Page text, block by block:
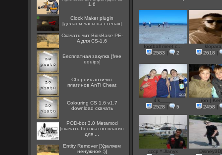
1.6
Clock Maker plugin
[делаем часы на стенах]
Скачать чит BiosBase PE-
A для CS-1.6
Бесплатная закупка [free
equips]
Сборник античит
плагинов AnTi Cheat
Colouring CS 1.6 v1.7
download скачать
POD-bot 3.0 Metamod
[скачать бесплатно плагин
для ...
Entity Remover [Удаляем
ненужное :)]
football meet c...
2583
| 2
klopara
2618
|
4'k____
2528
| 5
Iron |
2458
|
cccp * Jlanyx